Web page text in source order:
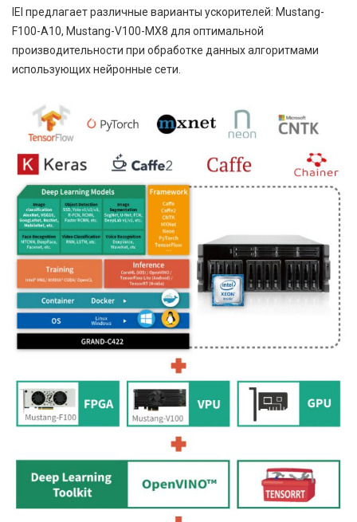
IEI предлагает различные варианты ускорителей: Mustang-
F100-A10, Mustang-V100-MX8 для оптимальной
производительности при обработке данных алгоритмами
использующих нейронные сети.